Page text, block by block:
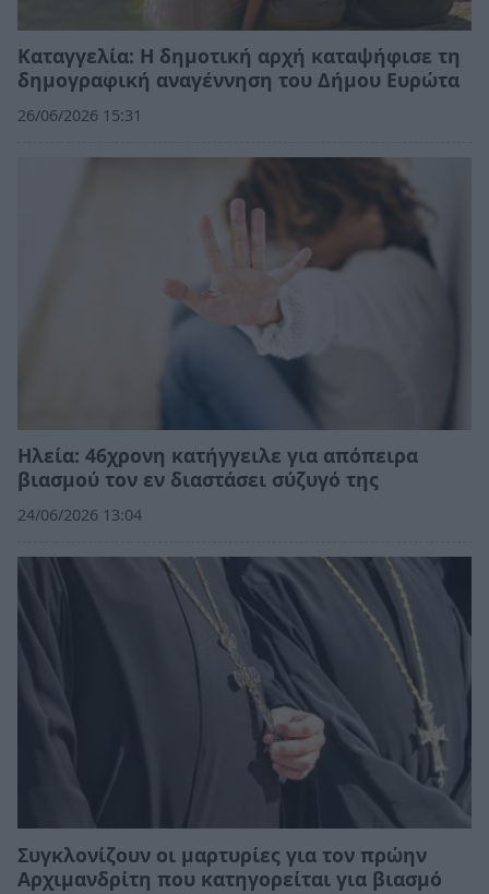
Καταγγελία: Η δημοτική αρχή καταψήφισε τη
δημογραφική αναγέννηση του Δήμου Ευρώτα
26/06/2026 15:31
Ηλεία: 46χρονη κατήγγειλε για απόπειρα
βιασμού τον εν διαστάσει σύζυγό της
24/06/2026 13:04
Συγκλονίζουν οι μαρτυρίες για τον πρώην
Αρχιμανδρίτη που κατηγορείται για βιασμό